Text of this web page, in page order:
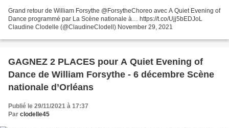
Grand retour de William Forsythe @ForsytheChoreo avec A Quiet Evening of
Dance programmé par La Scène nationale à… https://t.co/Ujj5bEDJoL
Claudine Clodelle (@ClaudineClodell) November 29, 2021
GAGNEZ 2 PLACES pour A Quiet Evening of
Dance de William Forsythe - 6 décembre Scène
nationale d’Orléans
Publié le 29/11/2021 à 17:37
Par clodelle45